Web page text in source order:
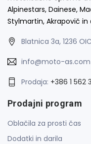
Alpinestars, Dainese,
Stylmartin, Akrapovič in
Blatnica 3a, 1236
info@moto-as.com
Prodaja: +386 1 562
Prodajni program
Oblačila za prosti čas
Dodatki in darila